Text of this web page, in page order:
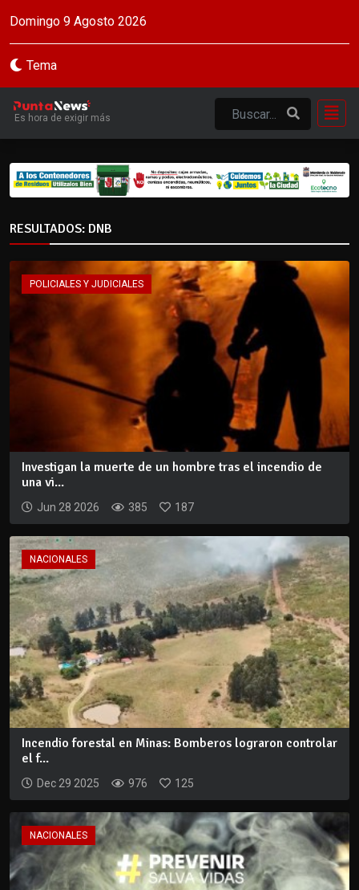
Domingo 9 Agosto 2026
Tema
Es hora de exigir más
RESULTADOS: DNB
POLICIALES Y JUDICIALES
Investigan la muerte de un hombre tras el incendio de
una vi...
Jun 28 2026 385 187
NACIONALES
Incendio forestal en Minas: Bomberos lograron controlar
el f...
Dec 29 2025 976 125
NACIONALES